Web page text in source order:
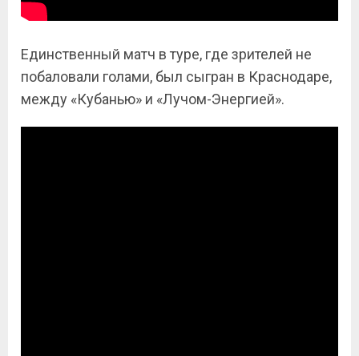
Единственный матч в туре, где зрителей не
побаловали голами, был сыгран в Краснодаре,
между «Кубанью» и «Лучом-Энергией».